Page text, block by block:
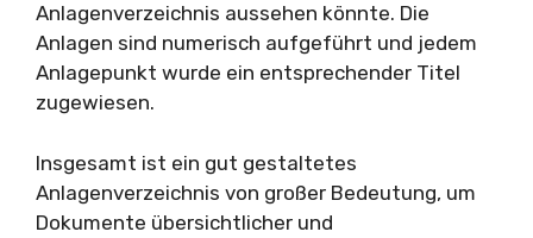
Anlagenverzeichnis aussehen könnte. Die
Anlagen sind numerisch aufgeführt und jedem
Anlagepunkt wurde ein entsprechender Titel
zugewiesen.
Insgesamt ist ein gut gestaltetes
Anlagenverzeichnis von großer Bedeutung, um
Dokumente übersichtlicher und